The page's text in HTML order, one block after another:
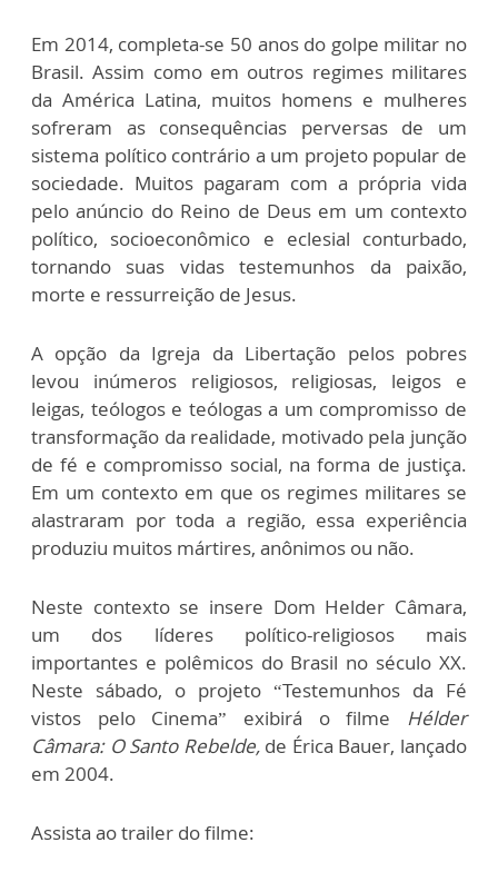
Em 2014, completa-se 50 anos do golpe militar no
Brasil. Assim como em outros regimes militares
da América Latina, muitos homens e mulheres
sofreram as consequências perversas de um
sistema político contrário a um projeto popular de
sociedade. Muitos pagaram com a própria vida
pelo anúncio do Reino de Deus em um contexto
político, socioeconômico e eclesial conturbado,
tornando suas vidas testemunhos da paixão,
morte e ressurreição de Jesus.
A opção da Igreja da Libertação pelos pobres
levou inúmeros religiosos, religiosas, leigos e
leigas, teólogos e teólogas a um compromisso de
transformação da realidade, motivado pela junção
de fé e compromisso social, na forma de justiça.
Em um contexto em que os regimes militares se
alastraram por toda a região, essa experiência
produziu muitos mártires, anônimos ou não.
Neste contexto se insere Dom Helder Câmara,
um dos líderes político-religiosos mais
importantes e polêmicos do Brasil no século XX.
Neste sábado, o projeto “Testemunhos da Fé
vistos pelo Cinema” exibirá o filme Hélder
Câmara: O Santo Rebelde,de Érica Bauer, lançado
em 2004.
Assista ao trailer do filme: